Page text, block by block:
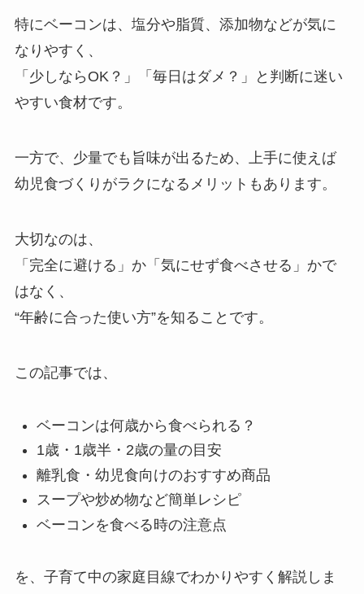
特にベーコンは、塩分や脂質、添加物などが気に
なりやすく、
「少しならOK？」「毎日はダメ？」と判断に迷い
やすい食材です。
一方で、少量でも旨味が出るため、上手に使えば
幼児食づくりがラクになるメリットもあります。
大切なのは、
「完全に避ける」か「気にせず食べさせる」かで
はなく、
“年齢に合った使い方”を知ることです。
この記事では、
ベーコンは何歳から食べられる？
1歳・1歳半・2歳の量の目安
離乳食・幼児食向けのおすすめ商品
スープや炒め物など簡単レシピ
ベーコンを食べる時の注意点
を、子育て中の家庭目線でわかりやすく解説しま